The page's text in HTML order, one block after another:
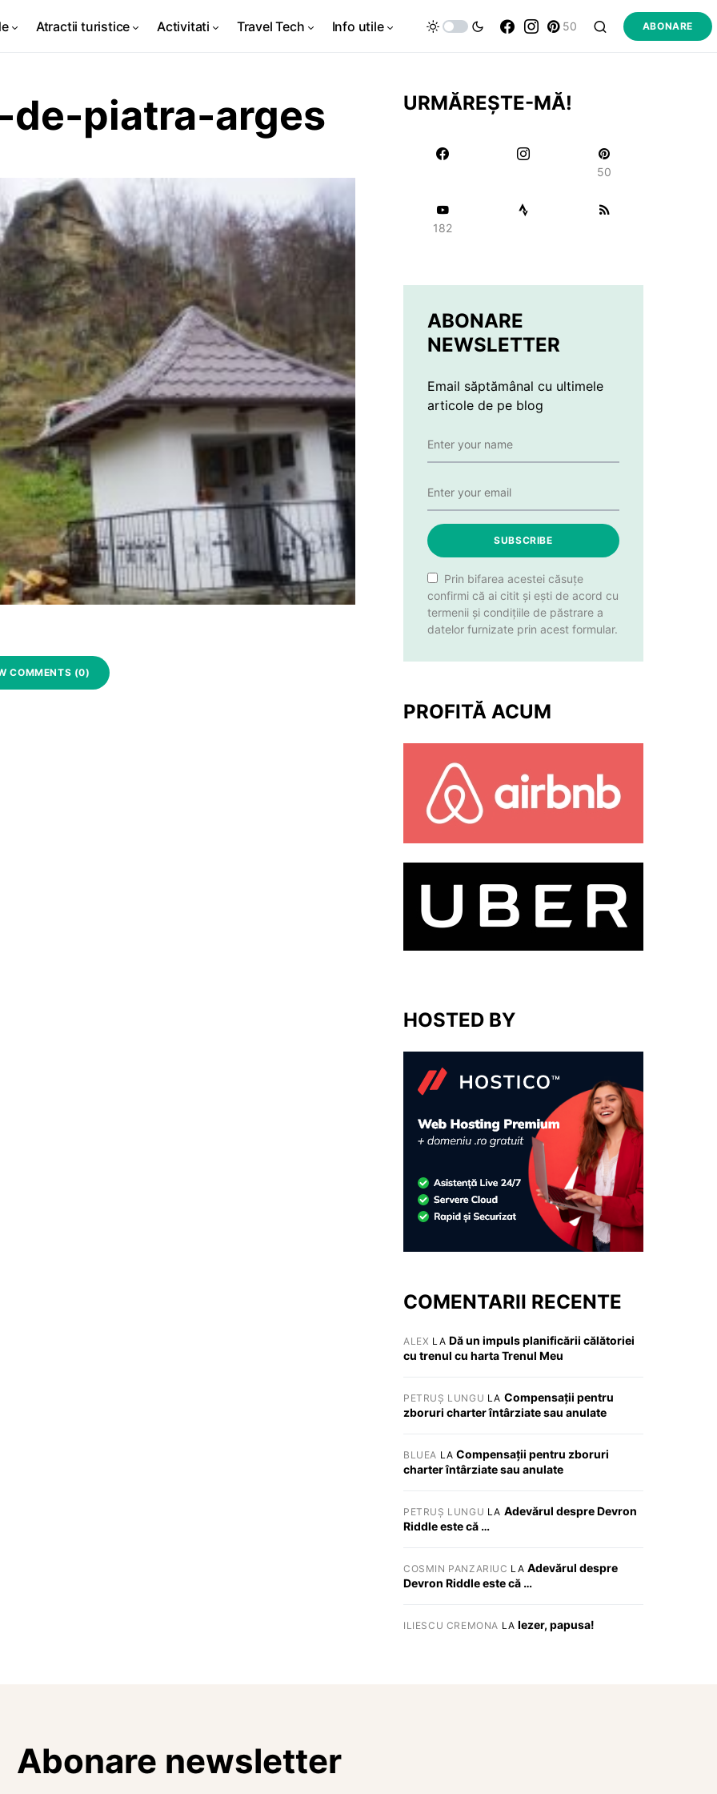
Atractii turistice Activitati Travel Tech Info utile 50 ABONARE
piatra-arges
COMMENTS (0)
URMĂREȘTE-MĂ!
50
182
ABONARE
NEWSLETTER
Email săptămânal cu ultimele
articole de pe blog
SUBSCRIBE
Prin bifarea acestei căsuțe
confirmi că ai citit și ești de acord cu
termenii și condițiile de păstrare a
datelor furnizate prin acest formular.
PROFITĂ ACUM
HOSTED BY
COMENTARII RECENTE
ALEX LA Dă un impuls planificării călătoriei
cu trenul cu harta Trenul Meu
PETRUȘ LUNGU LA Compensații pentru
zboruri charter întârziate sau anulate
BLUEA LACompensații pentru zboruri
charter întârziate sau anulate
PETRUȘ LUNGU LA Adevărul despre Devron
Riddle este că …
COSMIN PANZARIUC LA Adevărul despre
Devron Riddle este că …
ILIESCU CREMONA LA Iezer, papusa!
Abonare newsletter